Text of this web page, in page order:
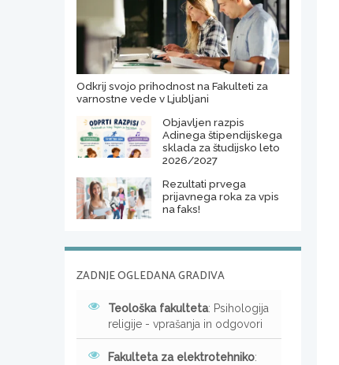
Odkrij svojo prihodnost na Fakulteti za
varnostne vede v Ljubljani
Objavljen razpis
Adinega štipendijskega
sklada za študijsko leto
2026/2027
Rezultati prvega
prijavnega roka za vpis
na faks!
ZADNJE OGLEDANA GRADIVA
Teološka fakulteta: Psihologija
religije - vprašanja in odgovori
Fakulteta za elektrotehniko: